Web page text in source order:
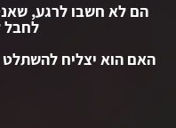
הם לא חשבו לרגע,
לחבל
האם הוא יצליח